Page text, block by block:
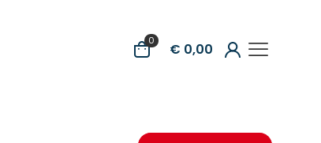
0 € 0,00